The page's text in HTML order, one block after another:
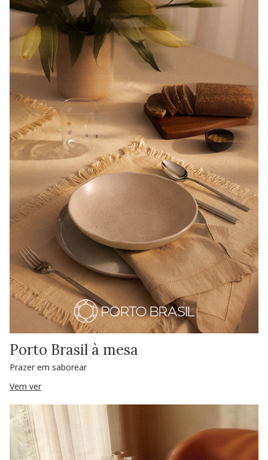
Porto Brasil à mesa
Prazer em saborear
Vem ver